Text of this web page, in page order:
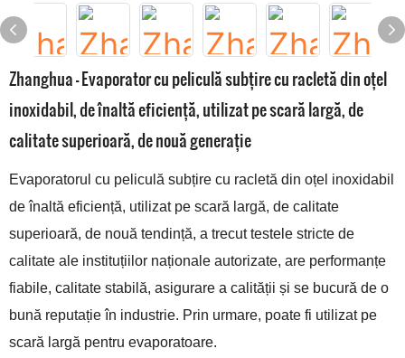
Zhanghua - Evaporator cu peliculă subțire cu racletă din oțel
inoxidabil, de înaltă eficiență, utilizat pe scară largă, de
calitate superioară, de nouă generație
Evaporatorul cu peliculă subțire cu racletă din oțel inoxidabil
de înaltă eficiență, utilizat pe scară largă, de calitate
superioară, de nouă tendință, a trecut testele stricte de
calitate ale instituțiilor naționale autorizate, are performanțe
fiabile, calitate stabilă, asigurare a calității și se bucură de o
bună reputație în industrie. Prin urmare, poate fi utilizat pe
scară largă pentru evaporatoare.